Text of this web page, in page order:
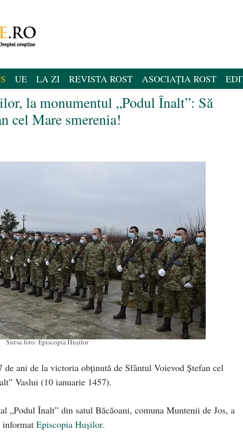
UE LA ZI REVISTA ROST ASOCIAȚIA ROST
la monumentul „Podul Înalt”: Să
cel Mare smerenia!
Sursa foto: Episcopia Hușilor
ani de la victoria obținută de Sfântul Voievod Ștefan cel
Vaslui (10 ianuarie 1457).
„Podul Înalt” din satul Băcăoani, comuna Muntenii de Jos, a
Episcopia Hușilor.